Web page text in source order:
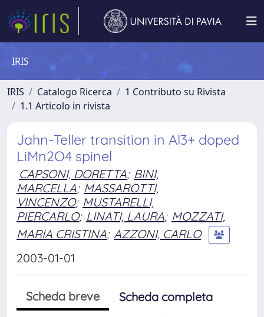
IRIS
IRIS Catalogo Ricerca
1 Contributo su Rivista
1.1 Articolo in rivista
Jahn-Teller transition in Al3+ doped
LiMn2O4 spinel
CAPSONI, DORETTA; BINI,
MARCELLA; MASSAROTTI,
VINCENZO; MUSTARELLI,
PIERCARLO; LINATI, LAURA; MOZZATI,
MARIA CRISTINA; AZZONI, CARLO
2003-01-01
Scheda breve
Scheda completa